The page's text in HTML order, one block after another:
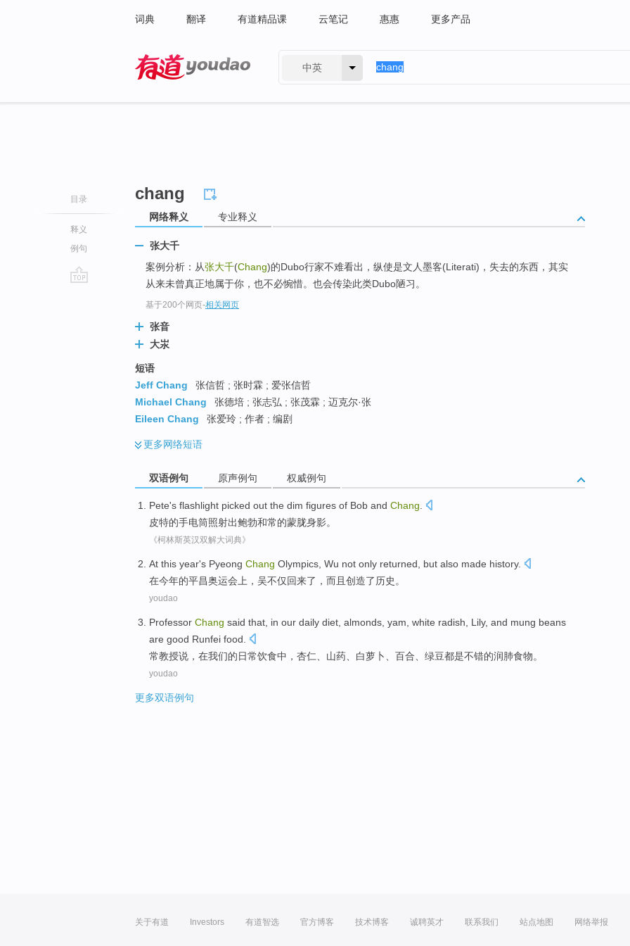
词典 翻译 有道精品课 云笔记 惠惠 更多产品
中英
目录
释义
例句
chang
网络释义 专业释义
张大千
案例分析：从张大千(Chang)的Dubo行家不难看出，纵使是文人墨客(Literati)，失去的东西，其实
从来未曾真正地属于你，也不必惋惜。也会传染此类Dubo陋习。
基于200个网页-相关网页
张音
大汖
短语
Jeff Chang
张信哲 ; 张时霖 ; 爱张信哲
Michael Chang
张德培 ; 张志弘 ; 张茂霖 ; 迈克尔·张
Eileen Chang
张爱玲 ; 作者 ; 编剧
更多网络短语
双语例句 原声例句 权威例句
Pete's flashlight picked out the dim figures of Bob and Chang.
皮特的手电筒照射出鲍勃和常的蒙胧身影。
《柯林斯英汉双解大词典》
At this year's Pyeong Chang Olympics Wu not only returned but also made history.
在今年的平昌奥运会上 ， 吴不仅回来了 ， 而且 创造了 历史 。
youdao
Professor Chang said that in our daily diet almonds yam white radish Lily, and mung beans
are good Runfei food
常教授说 ， 在我们的日常饮食中 ， 杏仁 山药 白萝卜 百合 绿豆都是不错的润肺食物。
youdao
更多双语例句
关于有道 Investors 有道智选 官方博客 技术博客 诚聘英才 联系我们 站点地图 网络举报